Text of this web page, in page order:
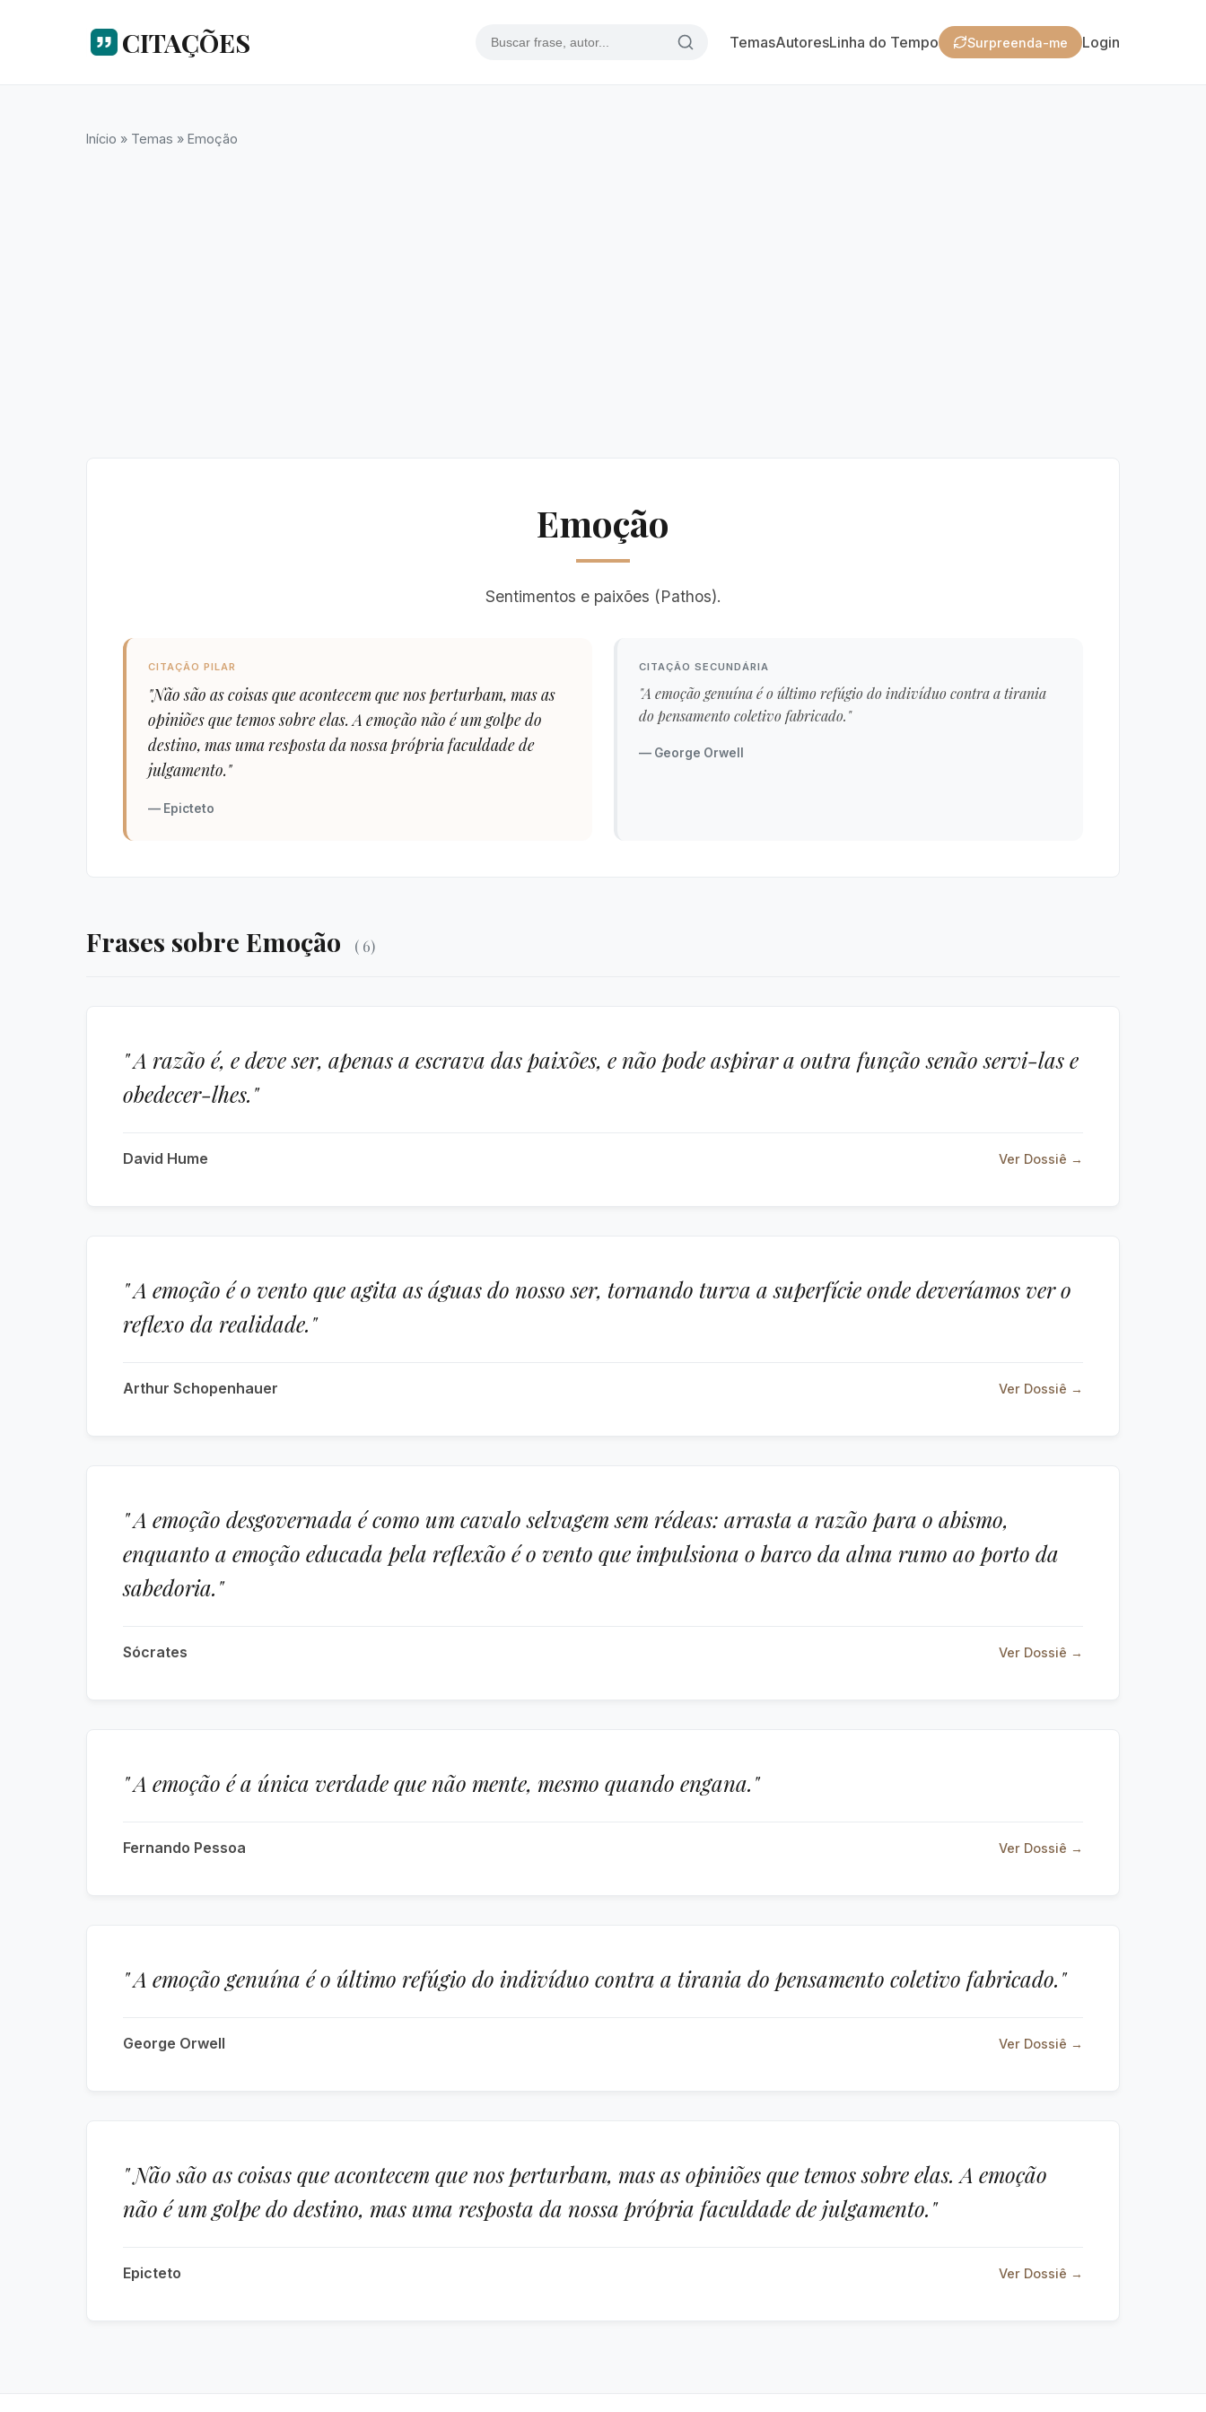
CITAÇÕES TemasAutoresLinha do Tempo Surpreenda-me Login
Início » Temas » Emoção
Emoção
Sentimentos e paixões (Pathos).
CITAÇÃO PILAR
"Não são as coisas que acontecem que nos perturbam, mas as
opiniões que temos sobre elas. A emoção não é um golpe do
destino, mas uma resposta da nossa própria faculdade de
julgamento."
— Epicteto
CITAÇÃO SECUNDÁRIA
"A emoção genuína é o último refúgio do indivíduo contra a tirania
do pensamento coletivo fabricado."
— George Orwell
Frases sobre Emoção ( 6)
" A razão é, e deve ser, apenas a escrava das paixões, e não pode aspirar a outra função senão servi-las e
obedecer-lhes."
David Hume Ver Dossiê →
" A emoção é o vento que agita as águas do nosso ser, tornando turva a superfície onde deveríamos ver o
reflexo da realidade."
Arthur Schopenhauer Ver Dossiê →
" A emoção desgovernada é como um cavalo selvagem sem rédeas: arrasta a razão para o abismo,
enquanto a emoção educada pela reflexão é o vento que impulsiona o barco da alma rumo ao porto da
sabedoria."
Sócrates Ver Dossiê →
" A emoção é a única verdade que não mente, mesmo quando engana."
Fernando Pessoa Ver Dossiê →
" A emoção genuína é o último refúgio do indivíduo contra a tirania do pensamento coletivo fabricado."
George Orwell Ver Dossiê →
" Não são as coisas que acontecem que nos perturbam, mas as opiniões que temos sobre elas. A emoção
não é um golpe do destino, mas uma resposta da nossa própria faculdade de julgamento."
Epicteto Ver Dossiê →